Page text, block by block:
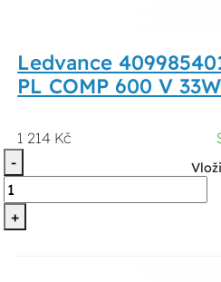
Ledvance
PL COMP 600 V
1 214 Kč
-
+